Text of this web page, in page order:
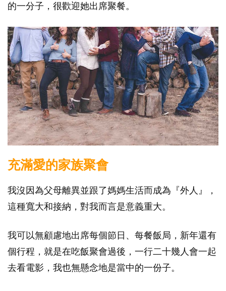
的一分子，很歡迎她出席聚餐。
充滿愛的家族聚會
我沒因為父母離異並跟了媽媽生活而成為『外人』，
這種寬大和接納，對我而言是意義重大。
我可以無顧慮地出席每個節日、每餐飯局，新年還有
個行程，就是在吃飯聚會過後，一行二十幾人會一起
去看電影，我也無懸念地是當中的一份子。